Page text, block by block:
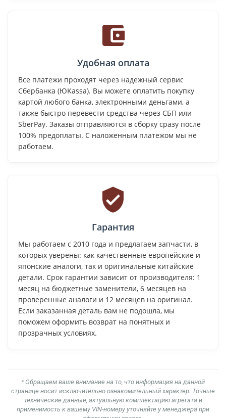
Удобная оплата
Все платежи проходят через надежный сервис
Сбербанка (ЮKassa). Вы можете оплатить покупку
картой любого банка, электронными деньгами, а
также быстро перевести средства через СБП или
SberPay. Заказы отправляются в сборку сразу после
100% предоплаты. С наложенным платежом мы не
работаем.
Гарантия
Мы работаем с 2010 года и предлагаем запчасти, в
которых уверены: как качественные европейские и
японские аналоги, так и оригинальные китайские
детали. Срок гарантии зависит от производителя: 1
месяц на бюджетные заменители, 6 месяцев на
проверенные аналоги и 12 месяцев на оригинал.
Если заказанная деталь вам не подошла, мы
поможем оформить возврат на понятных и
прозрачных условиях.
* Обращаем ваше внимание на то, что информация на данной
странице носит исключительно ознакомительный характер. Точные
технические данные, актуальную комплектацию агрегата и
применимость к вашему VIN-номеру уточняйте у менеджера при